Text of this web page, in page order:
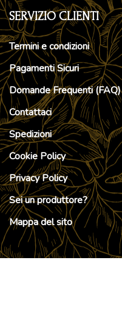
SERVIZIO CLIENTI
Termini e condizioni
Pagamenti Sicuri
Domande Frequenti (FAQ)
Contattaci
Spedizioni
Cookie Policy
Privacy Policy
Sei un produttore?
Mappa del sito